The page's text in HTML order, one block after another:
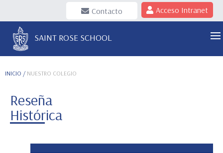
Contacto Acceso Intranet
SAINT ROSE SCHOOL
INICIO / NUESTRO COLEGIO
Reseña
Histórica